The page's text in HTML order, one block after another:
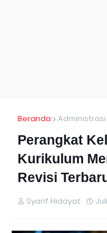
Beranda Administrasi
Perangkat
Kurikulum
Revisi
Syarif Hidayat